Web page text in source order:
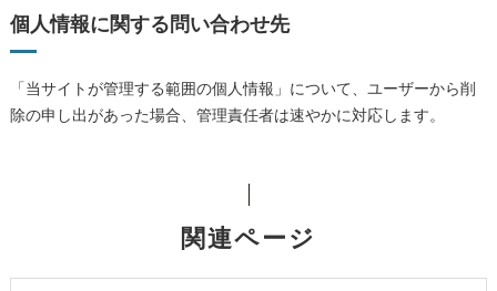
個人情報に関する問い合わせ先
「当サイトが管理する範囲の個人情報」について、ユーザーから削
除の申し出があった場合、管理責任者は速やかに対応します。
関連ページ